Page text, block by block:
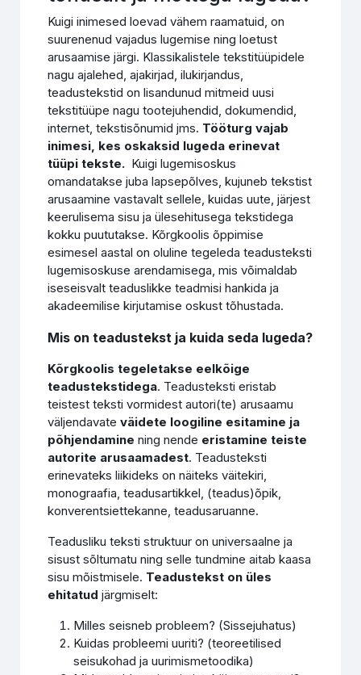
Kuigi inimesed loevad vähem raamatuid, on
suurenenud vajadus lugemise ning loetust
arusaamise järgi. Klassikalistele tekstitüüpidele
nagu ajalehed, ajakirjad, ilukirjandus,
teadustekstid on lisandunud mitmeid uusi
tekstitüüpe nagu tootejuhendid, dokumendid,
internet, tekstisõnumid jms. Tööturg vajab
inimesi, kes oskaksid lugeda erinevat
tüüpi tekste. Kuigi lugemisoskus
omandatakse juba lapsepõlves, kujuneb tekstist
arusaamine vastavalt sellele, kuidas uute, järjest
keerulisema sisu ja ülesehitusega tekstidega
kokku puututakse. Kõrgkoolis õppimise
esimesel aastal on oluline tegeleda teadusteksti
lugemisoskuse arendamisega, mis võimaldab
iseseisvalt teaduslikke teadmisi hankida ja
akadeemilise kirjutamise oskust tõhustada.
Mis on teadustekst ja kuida seda lugeda?
Kõrgkoolis tegeletakse eelkõige
teadustekstidega. Teadusteksti eristab
teistest teksti vormidest autori(te) arusaamu
väljendavateväidete loogiline esitamine ja
põhjendamine ning nende eristamine teiste
autorite arusaamadest. Teadusteksti
erinevateks liikideks on näiteks väitekiri,
monograafia, teadusartikkel, (teadus)õpik,
konverentsiettekanne, teadusaruanne.
Teadusliku teksti struktuur on universaalne ja
sisust sõltumatu ning selle tundmine aitab kaasa
sisu mõistmisele. Teadustekst on üles
ehitatud järgmiselt:
Milles seisneb probleem? (Sissejuhatus)
Kuidas probleemi uuriti? (teoreetilised
seisukohad ja uurimismetoodika)